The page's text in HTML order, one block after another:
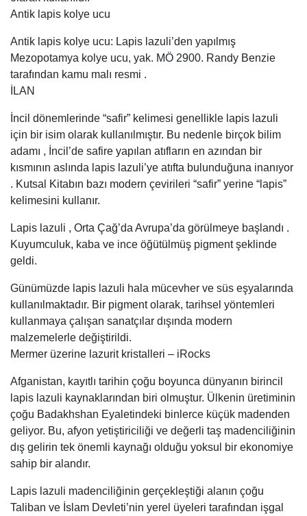
Antik lapis kolye ucu
Antik lapis kolye ucu: Lapis lazuli’den yapılmış
Mezopotamya kolye ucu, yak. MÖ 2900. Randy Benzie
tarafından kamu malı resmi .
İLAN
İncil dönemlerinde “safir” kelimesi genellikle lapis lazuli
için bir isim olarak kullanılmıştır. Bu nedenle birçok bilim
adamı , İncil’de safire yapılan atıfların en azından bir
kısmının aslında lapis lazuli’ye atıfta bulunduğuna inanıyor
. Kutsal Kitabın bazı modern çevirileri “safir” yerine “lapis”
kelimesini kullanır.
Lapis lazuli , Orta Çağ’da Avrupa’da görülmeye başlandı .
Kuyumculuk, kaba ve ince öğütülmüş pigment şeklinde
geldi.
Günümüzde lapis lazuli hala mücevher ve süs eşyalarında
kullanılmaktadır. Bir pigment olarak, tarihsel yöntemleri
kullanmaya çalışan sanatçılar dışında modern
malzemelerle değiştirildi.
Mermer üzerine lazurit kristalleri – iRocks
Afganistan, kayıtlı tarihin çoğu boyunca dünyanın birincil
lapis lazuli kaynaklarından biri olmuştur. Ülkenin üretiminin
çoğu Badakhshan Eyaletindeki binlerce küçük madenden
geliyor. Bu, afyon yetiştiriciliği ve değerli taş madenciliğinin
dış gelirin tek önemli kaynağı olduğu yoksul bir ekonomiye
sahip bir alandır.
Lapis lazuli madenciliğinin gerçekleştiği alanın çoğu
Taliban ve İslam Devleti’nin yerel üyeleri tarafından işgal